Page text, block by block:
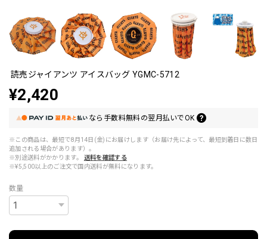
読売ジャイアンツ アイスバッグ YGMC-5712
¥2,420
なら 手数料無料の翌月払いでOK
※この商品は、最短で8月14日(金)にお届けします（お届け先によって、最短到着日に数日
追加される場合があります）。
※別途送料がかかります。
送料を確認する
※¥5,500以上のご注文で国内送料が無料になります。
数量